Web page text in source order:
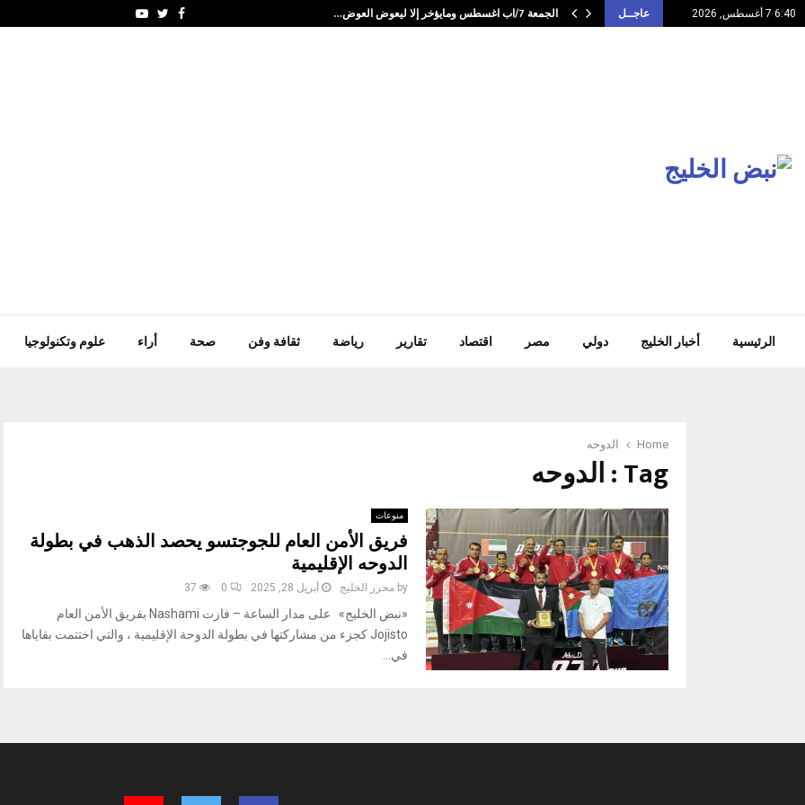
6:40 7 أغسطس, 2026 عاجــل الجمعة 7/اب اغسطس ومايؤخر إلا ليعوض العوض… Facebook
Twitter
Youtube
الرئيسية أخبار الخليج دولي مصر اقتصاد تقارير رياضة ثقافة وفن صحة أراء علوم وتكنولوجيا
Home الدوحه
Tag : الدوحه
منوعات
فريق الأمن العام للجوجتسو يحصد الذهب في بطولة
الدوحه الإقليمية
by محرر الخليج أبريل 28, 2025 0
37
«نبض الخليج» على مدار الساعة – فازت Nashami بفريق الأمن العام
Jojisto كجزء من مشاركتها في بطولة الدوحة الإقليمية ، والتي اختتمت بقاياها
في...